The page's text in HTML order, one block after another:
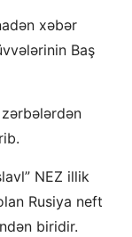
xəbər
Baş
NEZ illik
Rusiya neft
biridir.